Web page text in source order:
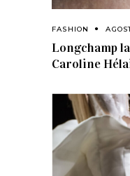
FASHION
Longchamp
Caroline